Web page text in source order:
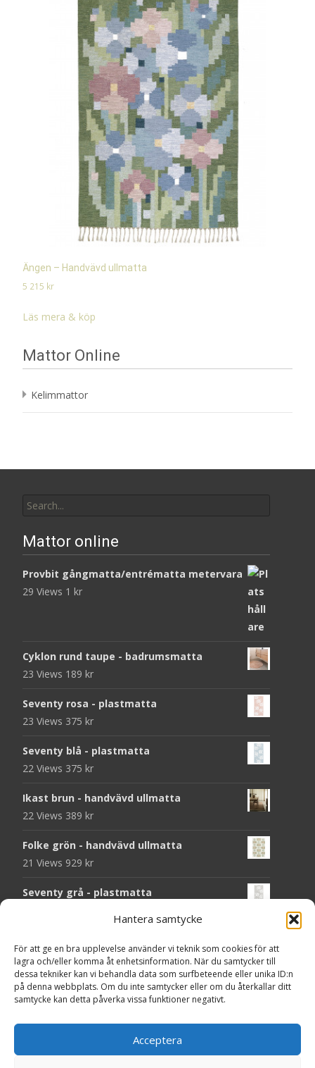
Hantera samtycke
För att ge en bra upplevelse använder vi teknik som cookies för att
lagra och/eller komma åt enhetsinformation. När du samtycker till
dessa tekniker kan vi behandla data som surfbeteende eller unika ID:n
på denna webbplats. Om du inte samtycker eller om du återkallar ditt
samtycke kan detta påverka vissa funktioner negativt.
Acceptera
Ängen – Handvävd ullmatta
5 215 kr
Läs mera & köp
Mattor Online
Kelimmattor
for:
Mattor online
Provbit gångmatta/entrématta metervara
29 Views 1 kr
Cyklon rund taupe - badrumsmatta
23 Views 189 kr
Seventy rosa - plastmatta
23 Views 375 kr
Seventy blå - plastmatta
22 Views 375 kr
Ikast brun - handvävd ullmatta
22 Views 389 kr
Folke grön - handvävd ullmatta
21 Views 929 kr
Seventy grå - plastmatta
20 Views375kr
Chess svart - dörrmatta i kokos
18 Views199kr